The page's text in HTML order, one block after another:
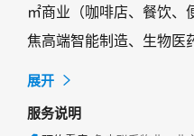
㎡商业（咖啡店、餐饮
焦高端智能制造、生物
展开 
服务说明